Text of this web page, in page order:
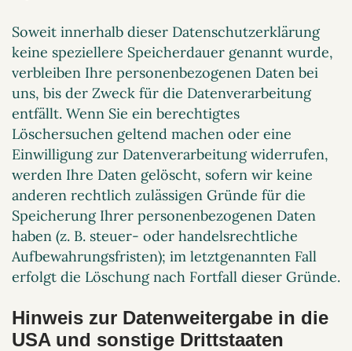
Soweit innerhalb dieser Datenschutzerklärung
keine speziellere Speicherdauer genannt wurde,
verbleiben Ihre personenbezogenen Daten bei
uns, bis der Zweck für die Datenverarbeitung
entfällt. Wenn Sie ein berechtigtes
Löschersuchen geltend machen oder eine
Einwilligung zur Datenverarbeitung widerrufen,
werden Ihre Daten gelöscht, sofern wir keine
anderen rechtlich zulässigen Gründe für die
Speicherung Ihrer personenbezogenen Daten
haben (z. B. steuer- oder handelsrechtliche
Aufbewahrungsfristen); im letztgenannten Fall
erfolgt die Löschung nach Fortfall dieser Gründe.
Hinweis zur Datenweitergabe in die
USA und sonstige Drittstaaten